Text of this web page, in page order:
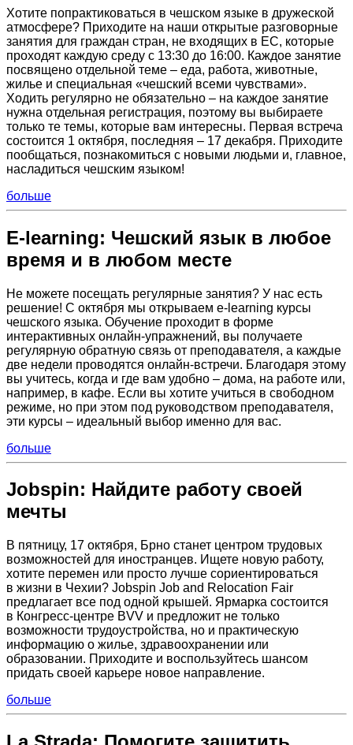
Хотите попрактиковаться в чешском языке в дружеской
атмосфере? Приходите на наши открытые разговорные
занятия для граждан стран, не входящих в ЕС, которые
проходят каждую среду с 13:30 до 16:00. Каждое занятие
посвящено отдельной теме – еда, работа, животные,
жилье и специальная «чешский всеми чувствами».
Ходить регулярно не обязательно – на каждое занятие
нужна отдельная регистрация, поэтому вы выбираете
только те темы, которые вам интересны. Первая встреча
состоится 1 октября, последняя – 17 декабря. Приходите
пообщаться, познакомиться с новыми людьми и, главное,
насладиться чешским языком!
больше
E-learning: Чешский язык в любое
время и в любом месте
Не можете посещать регулярные занятия? У нас есть
решение! С октября мы открываем е-learning курсы
чешского языка. Обучение проходит в форме
интерактивных онлайн-упражнений, вы получаете
регулярную обратную связь от преподавателя, а каждые
две недели проводятся онлайн-встречи. Благодаря этому
вы учитесь, когда и где вам удобно – дома, на работе или,
например, в кафе. Если вы хотите учиться в свободном
режиме, но при этом под руководством преподавателя,
эти курсы – идеальный выбор именно для вас.
больше
Jobspin: Найдите работу своей
мечты
В пятницу, 17 октября, Брно станет центром трудовых
возможностей для иностранцев. Ищете новую работу,
хотите перемен или просто лучше сориентироваться
в жизни в Чехии? Jobspin Job and Relocation Fair
предлагает все под одной крышей. Ярмарка состоится
в Конгресс-центре BVV и предложит не только
возможности трудоустройства, но и практическую
информацию о жилье, здравоохранении или
образовании. Приходите и воспользуйтесь шансом
придать своей карьере новое направление.
больше